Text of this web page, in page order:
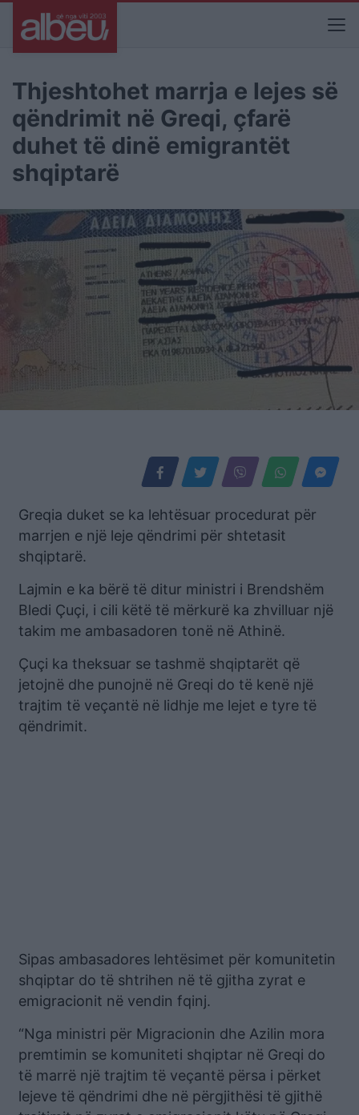
Thjeshtohet marrja e lejes së
qëndrimit në Greqi, çfarë
duhet të dinë emigrantët
shqiptarë
Greqia duket se ka lehtësuar procedurat për
marrjen e një leje qëndrimi për shtetasit
shqiptarë.
Lajmin e ka bërë të ditur ministri i Brendshëm
Bledi Çuçi, i cili këtë të mërkurë ka zhvilluar një
takim me ambasadoren tonë në Athinë.
Çuçi ka theksuar se tashmë shqiptarët që
jetojnë dhe punojnë në Greqi do të kenë një
trajtim të veçantë në lidhje me lejet e tyre të
qëndrimit.
Sipas ambasadores lehtësimet për komunitetin
shqiptar do të shtrihen në të gjitha zyrat e
emigracionit në vendin fqinj.
“Nga ministri për Migracionin dhe Azilin mora
premtimin se komuniteti shqiptar në Greqi do
të marrë një trajtim të veçantë përsa i përket
lejeve të qëndrimi dhe në përgjithësi të gjithë